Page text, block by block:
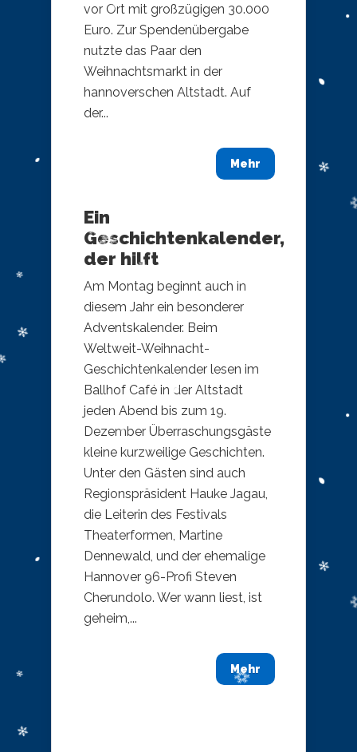
vor Ort mit großzügigen 30.000
Euro. Zur Spendenübergabe
nutzte das Paar den
Weihnachtsmarkt in der
hannoverschen Altstadt. Auf
der...
Mehr
Ein
Geschichtenkalender,
der hilft
Am Montag beginnt auch in
diesem Jahr ein besonderer
Adventskalender. Beim
Weltweit-Weihnacht-
Geschichtenkalender lesen im
Ballhof Café in der Altstadt
jeden Abend bis zum 19.
Dezember Überraschungsgäste
kleine kurzweilige Geschichten.
Unter den Gästen sind auch
Regionspräsident Hauke Jagau,
die Leiterin des Festivals
Theaterformen, Martine
Dennewald, und der ehemalige
Hannover 96-Profi Steven
Cherundolo. Wer wann liest, ist
geheim,...
Mehr